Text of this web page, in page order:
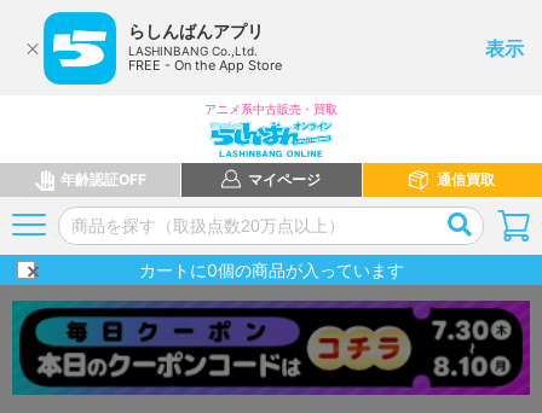
らしんばんアプリ
LASHINBANG Co.,Ltd.
FREE - On the App Store
表示
アニメ系中古販売・買取
年齢認証OFF マイページ 通信買取
カートに0個の商品が入っています